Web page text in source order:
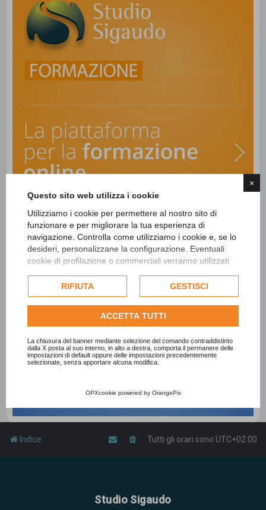
×
Questo sito web utilizza i cookie
Utilizziamo i cookie per permettere al nostro sito di
funzionare e per migliorare la tua esperienza di
navigazione. Controlla come utilizziamo i cookie e, se lo
desideri, personalizzane la configurazione. Eventuali
cookie di profilazione o commerciali verranno utilizzati
dell'utente e, se consentito, potrebbero essere utilizzati
per personalizzare gli annunci pubblicitari. Per ulteriori
informazioni su come Google utilizza i dati raccolti,
politica sulla privacy di Google
Consulta l'informativa cookie completa.
RIFIUTA GESTISCI
ACCETTA TUTTI
La chiusura del banner mediante selezione del comando contraddistinto
dalla X posta al suo interno, in alto a destra, comporta il permanere delle
impostazioni di default oppure delle impostazioni precedentemente
selezionate, senza apportare alcuna modifica.
OPXcookie powered by OrangePix
Indice Tutti gli orari sono UTC+02:00
Studio Sigaudo